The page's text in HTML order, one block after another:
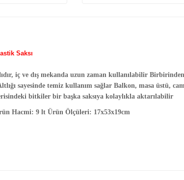
Saksı
iç ve dış mekanda uzun zaman kullanılabilir
sayesinde temiz kullanım sağlar Balkon, masa üstü,
bitkiler bir başka saksıya kolaylıkla aktarılabilir
Hacmi: 9 lt Ürün Ölçüleri: 17x53x19cm